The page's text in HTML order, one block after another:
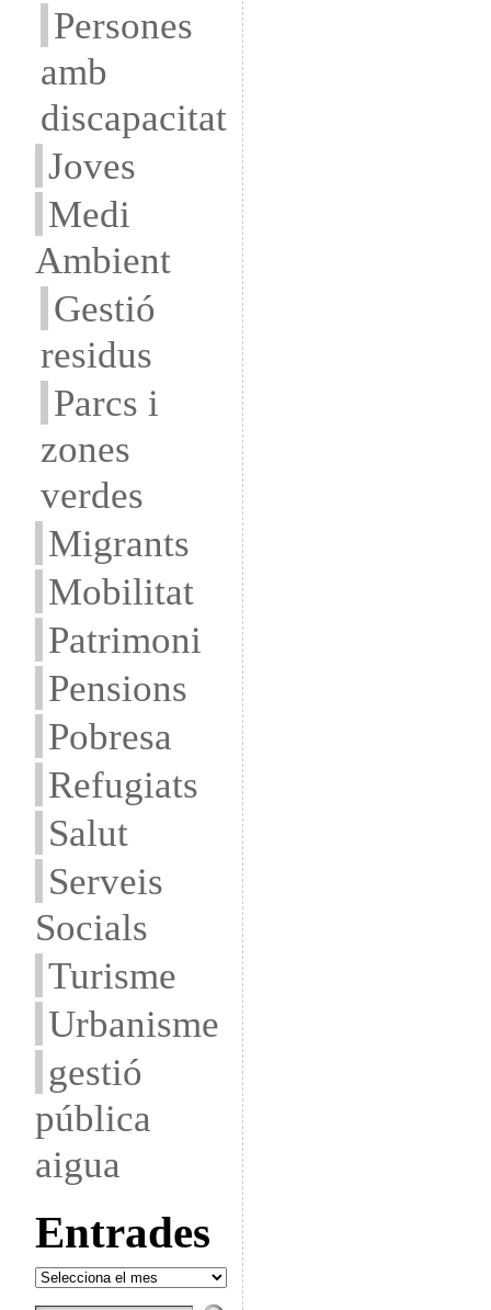
Persones
amb
discapacitat
Joves
Medi
Ambient
Gestió
residus
Parcs i
zones
verdes
Migrants
Mobilitat
Patrimoni
Pensions
Pobresa
Refugiats
Salut
Serveis
Socials
Turisme
Urbanisme
gestió
pública
aigua
Entrades
Entrades